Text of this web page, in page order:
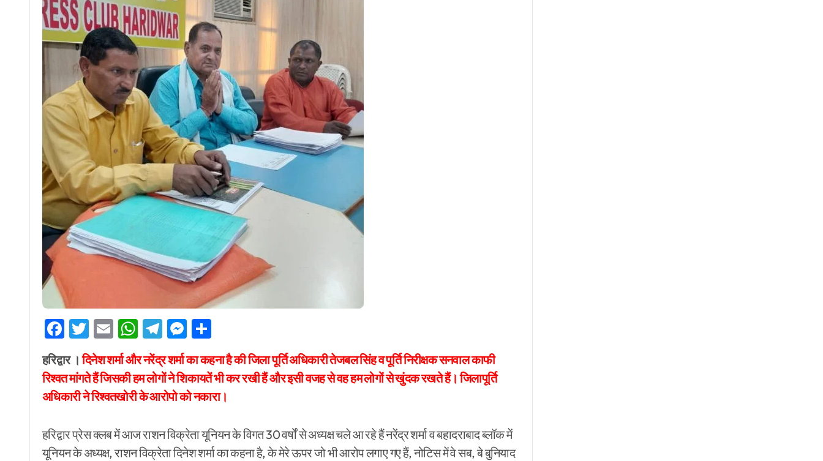
Facebook
Twitter
EmailWhatsApp
Telegram
Messenger
हरिद्वार ।दिनेश शर्मा और नरेंद्र शर्मा का कहना है की जिला पूर्ति अधिकारी तेजबल सिंह व पूर्ति निरीक्षक सनवाल काफी
रिश्वत मांगते हैं जिसकी हम लोगों ने शिकायतें भी कर रखी हैं और इसी वजह से वह हम लोगों से खुंदक रखते हैं। जिलापूर्ति
अधिकारी ने रिश्वतखोरी के आरोपो को नकारा।
हरिद्वार प्रेस क्लब में आज राशन विक्रेता यूनियन के विगत 30 वर्षों से अध्यक्ष चले आ रहे हैं नरेंद्र शर्मा व बहादराबाद ब्लॉक में
यूनियन के अध्यक्ष, राशन विक्रेता दिनेश शर्मा का कहना है, के मेरे ऊपर जो भी आरोप लगाए गए हैं, नोटिस में वे सब, बे बुनियाद